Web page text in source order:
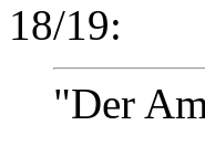
18/19:
"Der